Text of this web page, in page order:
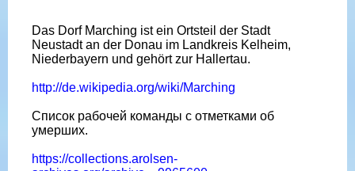
Das Dorf Marching ist ein Ortsteil der Stadt
Neustadt an der Donau im Landkreis Kelheim,
Niederbayern und gehört zur Hallertau.
http://de.wikipedia.org/wiki/Marching
Список рабочей команды с отметками об
умерших.
https://collections.arolsen-